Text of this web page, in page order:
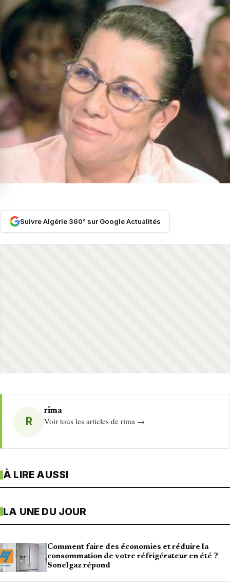
Suivre Algérie 360° sur Google Actualités
R
rima
Voir tous les articles de rima →
À LIRE AUSSI
LA UNE DU JOUR
Comment faire des économies et réduire la
consommation de votre réfrigérateur en été ?
Sonelgaz répond